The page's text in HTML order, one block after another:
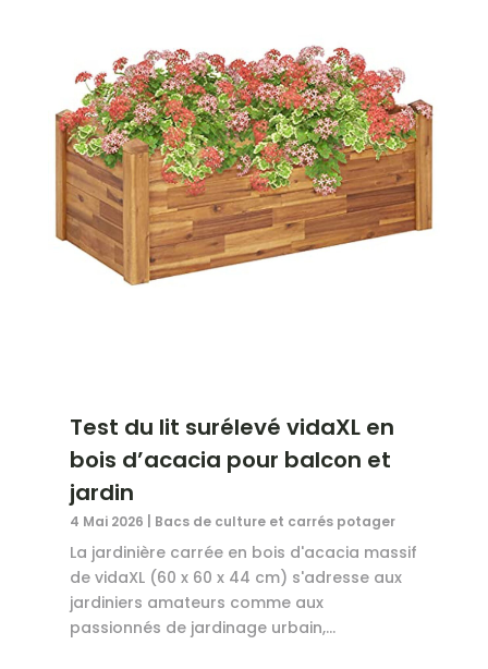
Test du lit surélevé vidaXL en
bois d’acacia pour balcon et
jardin
4 Mai 2026 Bacs de culture et carrés potager
La jardinière carrée en bois d'acacia massif
de vidaXL (60 x 60 x 44 cm) s'adresse aux
jardiniers amateurs comme aux
passionnés de jardinage urbain,...